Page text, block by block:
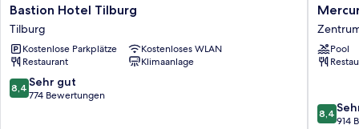
Bastion
Hotel
Tilburg
Tilburg
Bastion Hotel Tilburg
Tilburg
Kostenlose Parkplätze
Kostenloses WLAN
Restaurant
Klimaanlage
8.4
von
8,4 Sehr gut
774 Bewertungen
Mercure
Hotel
Tilburg
Pool
8.4
von
8,4
914